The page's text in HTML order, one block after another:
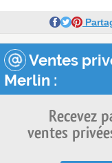
Ventes
Merlin :
Recevez
ventes